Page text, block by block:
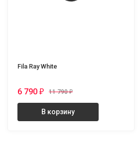
Fila Ray White
6 790 ₽ 11 790₽
В корзину